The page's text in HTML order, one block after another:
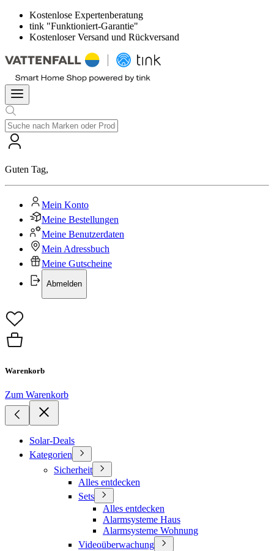
Kostenlose Expertenberatung
tink "Funktioniert-Garantie"
Kostenloser Versand und Rückversand
Guten Tag,
Mein Konto
Meine Bestellungen
Meine Benutzerdaten
Mein Adressbuch
Meine Gutscheine
Abmelden
Warenkorb
Zum Warenkorb
Solar-Deals
Kategorien
Sicherheit
Alles entdecken
Sets
Alles entdecken
Alarmsysteme Haus
Alarmsysteme Wohnung
Videoüberwachung